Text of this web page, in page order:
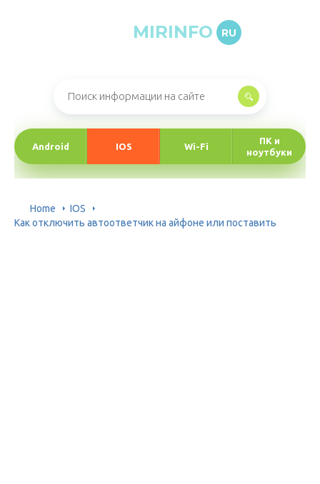
MIRINFO RU
Android IOS Wi-Fi
ПК и
ноутбуки
Home
IOS
Как отключить автоответчик на айфоне или поставить